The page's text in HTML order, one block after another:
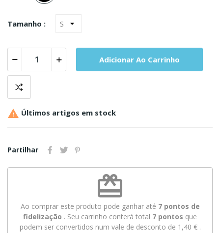
Tamanho :
Adicionar Ao Carrinho
 Últimos artigos em stock
Partilhar
redeem
Ao comprar este produto pode ganhar até 7pontos de
fidelização . Seu carrinho conterá total 7 pontos que
podem ser convertidos num vale de desconto de 1,40 €.